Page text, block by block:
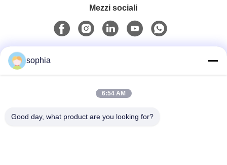
Mezzi sociali
0086-13128969971
sophia
6:54 AM
Good day, what product are you looking for?